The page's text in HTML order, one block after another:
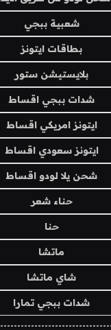
شعبية ببجي
بطاقات ايتونز
بلايستيشن ستور
شدات ببجي اقساط
ايتونز امريكي اقساط
ايتونز سعودي اقساط
شحن يلا لودو اقساط
حناء شعر
حنا
ماتشا
شاي ماتشا
شدات ببجي تمارا